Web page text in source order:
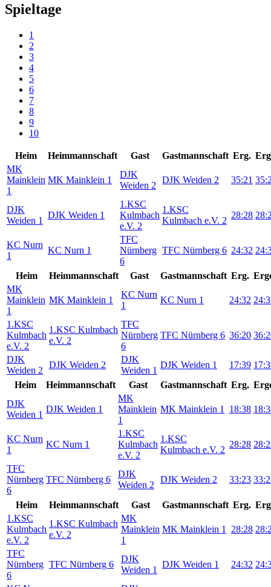
Spieltage
1
2
3
4
5
6
7
8
9
10
Heim Heimmannschaft Gast Gastmannschaft Erg.
MK
Mainklein
1
MK Mainklein 1
DJK
Weiden 2
DJK Weiden 2 35:21
DJK
Weiden 1
DJK Weiden 1
1.KSC
Kulmbach
e.V. 2
1.KSC
Kulmbach e.V. 2
28:28
KC Nurn
1
KC Nurn 1
TFC
Nürnberg
6
TFC Nürnberg 6 24:32
Heim Heimmannschaft Gast Gastmannschaft Erg.
MK
Mainklein
1
MK Mainklein 1
KC Nurn
1
KC Nurn 1 24:32
1.KSC
Kulmbach
e.V. 2
1.KSC Kulmbach
e.V. 2
TFC
Nürnberg
6
TFC Nürnberg 6 36:20
DJK
Weiden 2
DJK Weiden 2
DJK
Weiden 1
DJK Weiden 1 17:39
Heim
Heimmannschaft Gast Gastmannschaft Erg.
DJK
Weiden 1
DJK Weiden 1
MK
Mainklein
1
MK Mainklein 1 18:38
KC Nurn
1
KC Nurn 1
1.KSC
Kulmbach
e.V. 2
1.KSC
Kulmbach e.V. 2
28:28
TFC
Nürnberg
6
TFC Nürnberg 6
DJK
Weiden 2
DJK Weiden 2 33:23
Heim Heimmannschaft Gast Gastmannschaft Erg.
1.KSC
Kulmbach
e.V. 2
1.KSC Kulmbach
e.V. 2
MK
Mainklein
1
MK Mainklein 1 28:28
TFC
Nürnberg
6
TFC Nürnberg 6
DJK
Weiden 1
DJK Weiden 1 24:32